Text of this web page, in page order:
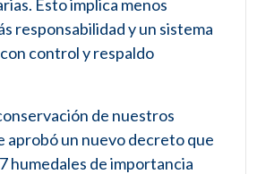
Esto implica menos
responsabilidad y un sistema
control y respaldo
de nuestros
aprobó un nuevo decreto que
humedales de importancia